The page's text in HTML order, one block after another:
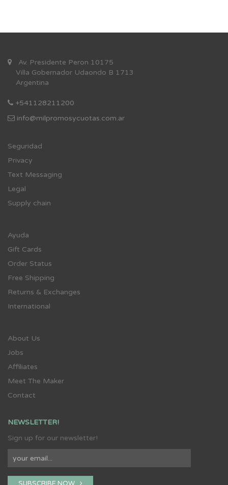
Av. Presidente Peron 10175
Villa Gobernador Udaondo B 1713
Argentina
+541128211200
info@milpromosycuotas.com.ar
Seguridad
Privacy
Text Messaging
Legal
Supply chain
Ayuda
Gift Cards
Order Status
Free Shipping
Returns & Exchanges
International
About Us
Jobs
Affiliates
Meet The Maker
Contact
NEWSLETTER!
Sign up for our newsletter!